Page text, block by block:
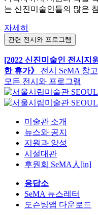
기획자까지 지원의 폭을
자세히
관련 전시와 프로그램
[2022 신진미술인 전시지
한 휴가》 전시 SeMA 창고,
모든 전시와 프로그램
미술관 소개
뉴스와 공지
지원과 양성
시설대관
응답소
SeMA 뉴스레터